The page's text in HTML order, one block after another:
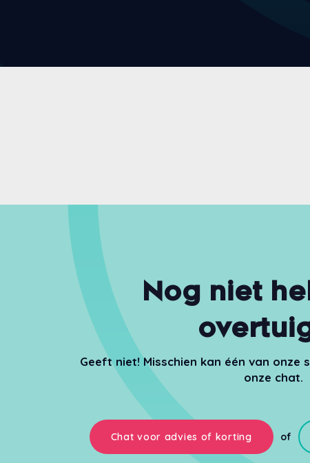
Nog niet
Geeft niet! Misschien kan één van onze
onze chat.
Chat voor advies of korting of